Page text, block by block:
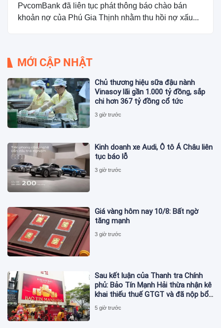
PvcomBank đã liên tục phát thông báo chào bán
khoản nợ của Phú Gia Thịnh nhằm thu hồi nợ xấu...
MỚI CẬP NHẬT
Chủ thương hiệu sữa đậu nành
Vinasoy lãi gần 1.000 tỷ đồng, sắp
chi hơn 367 tỷ đồng cổ tức
3 giờ trước
Kinh doanh xe Audi, Ô tô Á Châu liên
tục báo lỗ
3 giờ trước
Giá vàng hôm nay 10/8: Bất ngờ
tăng mạnh
3 giờ trước
Sau kết luận của Thanh tra Chính
phủ: Bảo Tín Mạnh Hải thừa nhận kê
khai thiếu thuế GTGT và đã nộp bổ
sung
5 giờ trước